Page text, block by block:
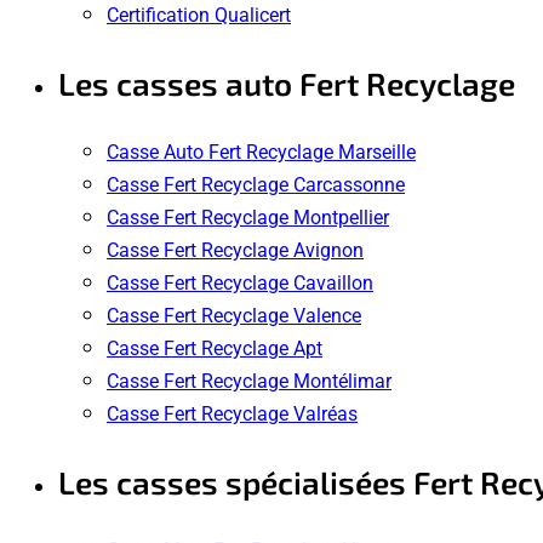
Certification Qualicert
Les casses auto Fert Recyclage
Casse Auto Fert Recyclage Marseille
Casse Fert Recyclage Carcassonne
Casse Fert Recyclage Montpellier
Casse Fert Recyclage Avignon
Casse Fert Recyclage Cavaillon
Casse Fert Recyclage Valence
Casse Fert Recyclage Apt
Casse Fert Recyclage Montélimar
Casse Fert Recyclage Valréas
Les casses spécialisées Fert